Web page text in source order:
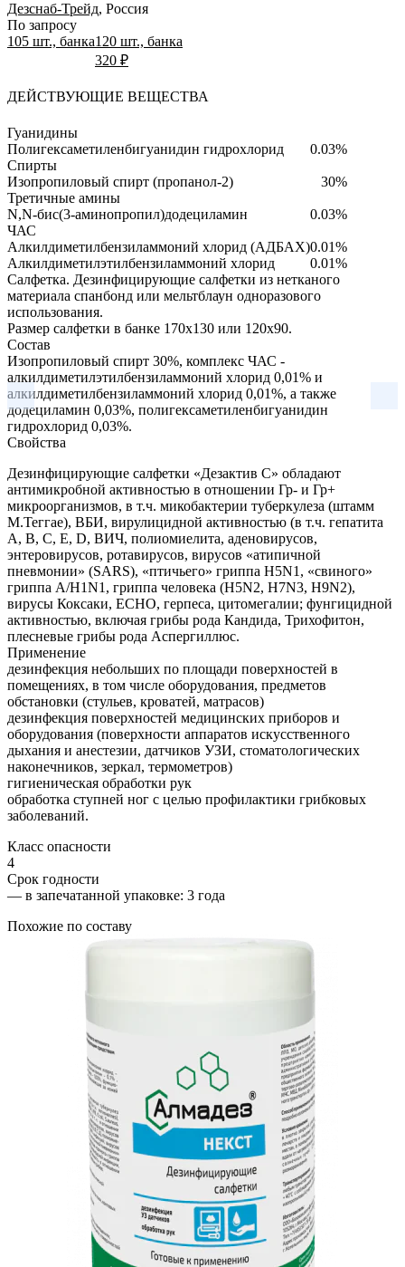
Дезснаб-Трейд, Россия
105 шт., банка120 шт., банка
320 ₽
ДЕЙСТВУЮЩИЕ ВЕЩЕСТВА
Гуанидины
Полигексаметиленбигуанидин гидрохлорид
0.03%
Спирты
Изопропиловый спирт (пропанол-2)
30%
Третичные амины
N,N-бис(3-аминопропил)додециламин
0.03%
ЧАС
Алкилдиметилбензиламмоний хлорид (АДБАХ)0.01%
Алкилдиметилэтилбензиламмоний хлорид
0.01%
Салфетка. Дезинфицирующие салфетки из нетканого
материала спанбонд или мельтблаун одноразового
использования.
Размер салфетки в банке 170х130 или 120х90.
Состав
Изопропиловый спирт 30%, комплекс ЧАС -
алкилдиметилэтилбензиламмоний хлорид 0,01% и
алкилдиметилбензиламмоний хлорид 0,01%, а также
додециламин 0,03%, полигексаметиленбигуанидин
гидрохлорид 0,03%.
Свойства
Дезинфицирующие салфетки «Дезактив С» обладают
антимикробной активностью в отношении Гр- и Гр+
микроорганизмов, в т.ч. микобактерии туберкулеза (штамм
М.Теггае), ВБИ, вирулицидной активностью (в т.ч. гепатита
А, В, С, Е, D, ВИЧ, полиомиелита, аденовирусов,
энтеровирусов, ротавирусов, вирусов «атипичной
пневмонии» (SARS), «птичьего» гриппа H5N1, «свиного»
гриппа A/H1N1, гриппа человека (H5N2, H7N3, H9N2),
вирусы Коксаки, ECHO, герпеса, цитомегалии; фунгицидной
активностью, включая грибы рода Кандида, Трихофитон,
плесневые грибы рода Аспергиллюс.
Применение
дезинфекция небольших по площади поверхностей в
помещениях, в том числе оборудования, предметов
обстановки (стульев, кроватей, матрасов)
дезинфекция поверхностей медицинских приборов и
оборудования (поверхности аппаратов искусственного
дыхания и анестезии, датчиков УЗИ, стоматологических
наконечников, зеркал, термометров)
гигиеническая обработки рук
обработка ступней ног с целью профилактики грибковых
заболеваний.
Класс опасности
4
Срок годности
— в запечатанной упаковке: 3 года
По запросу
Похожие по составу